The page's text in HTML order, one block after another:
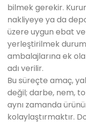
bilmek gerekir.
nakliyeye ya da
üzere uygun ebat
yerleştirilmek
ambalajlarına ek
adı verilir.
Bu süreçte amaç,
değil; darbe, nem,
aynı zamanda
kolaylaştırmaktır.